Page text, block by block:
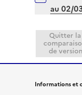
au 02/
Quitter la
de version
Informations et